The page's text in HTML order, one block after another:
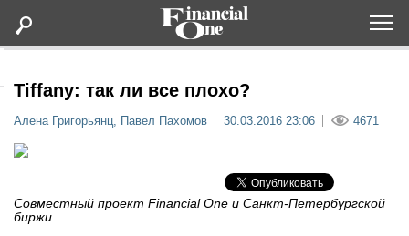
Tiffany: так ли все плохо?
Алена Григорьянц, Павел Пахомов 30.03.2016 23:06 4671
Совместный проект Financial One и Санкт-Петербургской
биржи